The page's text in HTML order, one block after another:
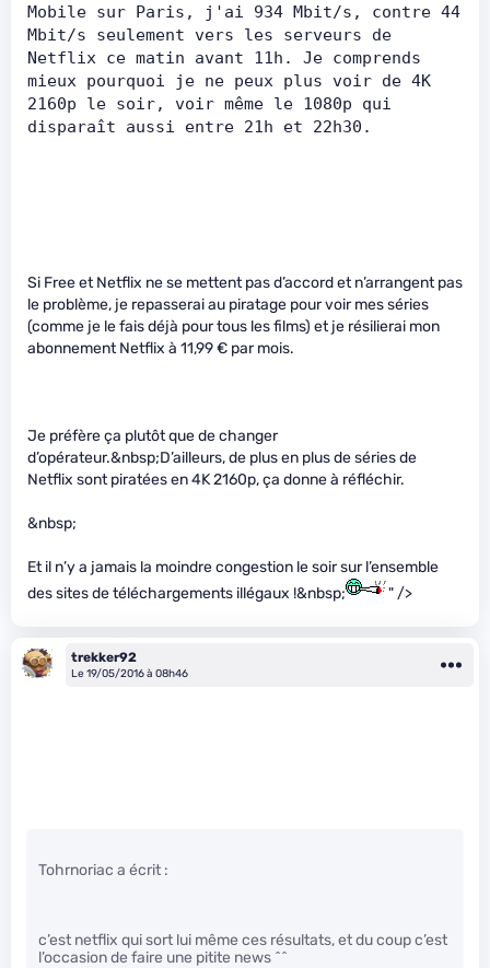
Mobile sur Paris, j'ai 934 Mbit/s, contre 44
Mbit/s seulement vers les serveurs de
Netflix ce matin avant 11h. Je comprends
mieux pourquoi je ne peux plus voir de 4K
2160p le soir, voir même le 1080p qui
disparaît aussi entre 21h et 22h30.
Si Free et Netflix ne se mettent pas d’accord et n’arrangent pas
le problème, je repasserai au piratage pour voir mes séries
(comme je le fais déjà pour tous les films) et je résilierai mon
abonnement Netflix à 11,99 € par mois.
Je préfère ça plutôt que de changer
d’opérateur.&nbsp;D’ailleurs, de plus en plus de séries de
Netflix sont piratées en 4K 2160p, ça donne à réfléchir.
&nbsp;
Et il n’y a jamais la moindre congestion le soir sur l’ensemble
des sites de téléchargements illégaux !&nbsp;
" />
trekker92
Le 19/05/2016 à 08h46
Tohrnoriac a écrit :
c’est netflix qui sort lui même ces résultats, et du coup c’est
l’occasion de faire une pitite news ^^